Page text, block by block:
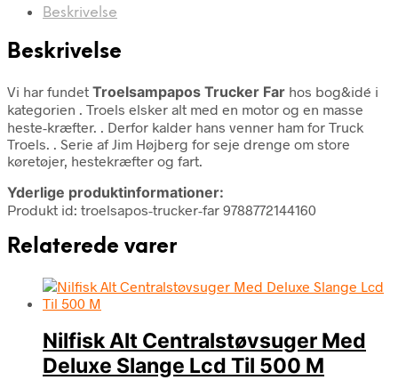
Beskrivelse
Beskrivelse
Vi har fundet Troelsampapos Trucker Far hos bog&idé i
kategorien . Troels elsker alt med en motor og en masse
heste-kræfter. . Derfor kalder hans venner ham for Truck
Troels. . Serie af Jim Højberg for seje drenge om store
køretøjer, hestekræfter og fart.
Yderlige produktinformationer:
Produkt id: troelsapos-trucker-far 9788772144160
Relaterede varer
Nilfisk Alt Centralstøvsuger Med
Deluxe Slange Lcd Til 500 M